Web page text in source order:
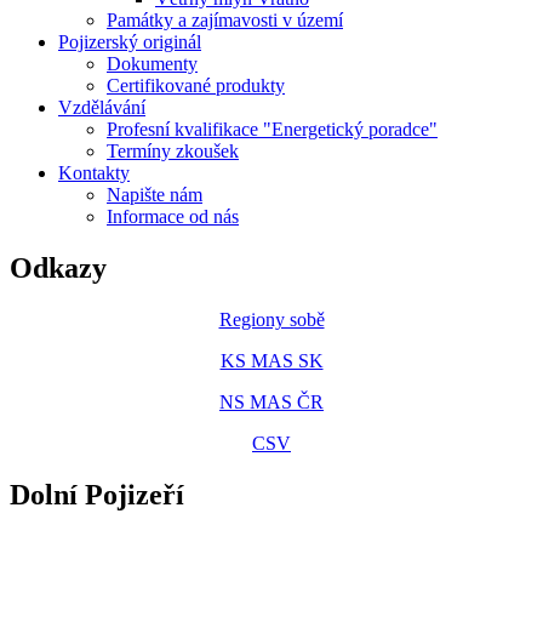
Památky a zajímavosti v území
Pojizerský originál
Dokumenty
Certifikované produkty
Vzdělávání
Profesní kvalifikace "Energetický poradce"
Termíny zkoušek
Kontakty
Napište nám
Informace od nás
Odkazy
Regiony sobě
KS MAS SK
NS MAS ČR
CSV
Dolní Pojizeří